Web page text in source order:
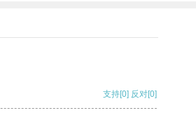
支持[0] 反对[0]